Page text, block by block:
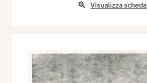
Visualizza scheda